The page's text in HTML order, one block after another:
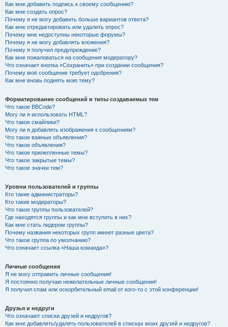
Как мне добавить подпись к своему сообщению?
Как мне создать опрос?
Почему я не могу добавить больше вариантов ответа?
Как мне отредактировать или удалить опрос?
Почему мне недоступны некоторые форумы?
Почему я не могу добавлять вложения?
Почему я получил предупреждение?
Как мне пожаловаться на сообщения модератору?
Что означает кнопка «Сохранить» при создании сообщения?
Почему моё сообщение требует одобрения?
Как мне вновь поднять мою тему?
Форматирование сообщений и типы создаваемых тем
Что такое BBCode?
Могу ли я использовать HTML?
Что такое смайлики?
Могу ли я добавлять изображения к сообщениям?
Что такое важные объявления?
Что такое объявления?
Что такое прилепленные темы?
Что такое закрытые темы?
Что такое значки тем?
Уровни пользователей и группы
Кто такие администраторы?
Кто такие модераторы?
Что такое группы пользователей?
Где находятся группы и как мне вступить в них?
Как мне стать лидером группы?
Почему названия некоторых групп имеют разные цвета?
Что такое группа по умолчанию?
Что означает ссылка «Наша команда»?
Личные сообщения
Я не могу отправить личные сообщения!
Я постоянно получаю нежелательные личные сообщения!
Я получил спам или оскорбительный email от кого-то с этой конференции!
Друзья и недруги
Что означают списки друзей и недругов?
Как мне добавлять/удалять пользователей в списках моих друзей и недругов?